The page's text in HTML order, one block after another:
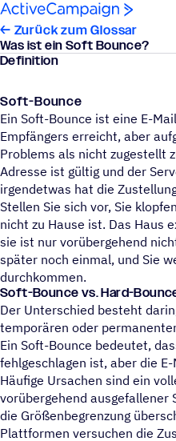
Weiter zum Inhalt
← Zurück zum Glossar
Was ist ein Soft Bounce?
Definition
Soft-Bounce
Ein Soft-Bounce ist eine E-
Empfängers erreicht, aber
Problems als nicht zugestellt
Adresse ist gültig und der
irgendetwas hat die
Stellen Sie sich vor, Sie
nicht zu Hause ist. Das Haus
sie ist nur vorübergehend
später noch einmal, und Sie
durchkommen.
Soft-Bounce vs. Hard-
Der Unterschied besteht
temporären oder
Ein Soft-Bounce bedeutet,
fehlgeschlagen ist, aber die
Häufige Ursachen sind ein
vorübergehend ausgefallener
die Größenbegrenzung
Plattformen versuchen die